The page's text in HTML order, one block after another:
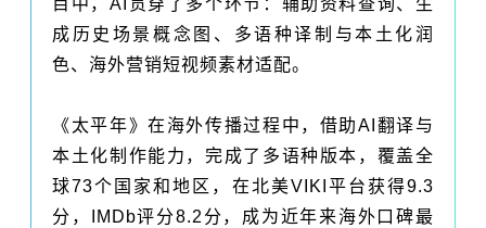
目中，AI贯穿了多个环节：辅助资料查询、生
成历史场景概念图、多语种译制与本土化润
色、海外营销短视频素材适配。
《太平年》在海外传播过程中，借助AI翻译与
本土化制作能力，完成了多语种版本，覆盖全
球73个国家和地区，在北美VIKI平台获得9.3
分，IMDb评分8.2分，成为近年来海外口碑最